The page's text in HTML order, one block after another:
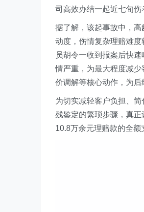
司 高效办结一起近七旬伤
据了解，该起事故中，
动度， 伤情复杂理赔难度
员胡令一收到报案后快速
情严重，为最大程度减少
价调解等核心动作 ，为
为切实减轻客户负担、简
残鉴定的繁琐步骤 ，真
10.8万余元理赔款的全额